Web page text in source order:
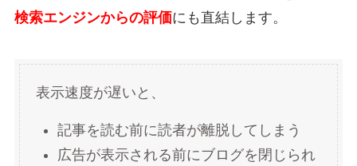
検索エンジンからの評価にも直結します。
表示速度が遅いと、
記事を読む前に読者が離脱してしまう
広告が表示される前にブログを閉じられ